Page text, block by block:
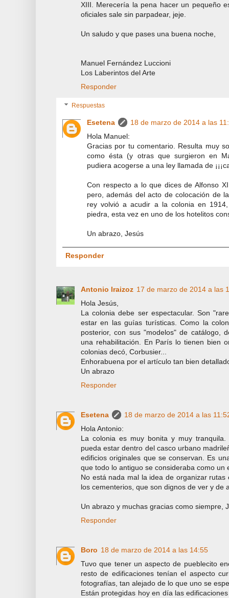
XIII. Merecería la pena hacer un pequeño
oficiales sale sin parpadear, jeje.
Un saludo y que pases una buena noche,
Manuel Fernández Luccioni
Los Laberintos del Arte
Responder
Respuestas
Esetena
18 de marzo de 2014 a las
Hola Manuel:
Gracias por tu comentario. Resulta muy
como ésta (y otras que surgieron en
pudiera acogerse a una ley llamada de
Con respecto a lo que dices de Alfonso
pero, además del acto de colocación de
rey volvió a acudir a la colonia en
piedra, esta vez en uno de los hotelitos
Un abrazo, Jesús
Responder
Antonio Iraizoz 17 de marzo de 2014 a las
Hola Jesús,
La colonia debe ser espectacular. Son
estar en las guías turísticas. Como la
posterior, con sus "modelos" de catálogo,
una rehabilitación. En París lo tienen bien
colonias decó, Corbusier...
Enhorabuena por el artículo tan bien
Un abrazo
Responder
Esetena
18 de marzo de 2014 a las
Hola Antonio:
La colonia es muy bonita y muy
pueda estar dentro del casco urbano
edificios originales que se conservan. Es
que todo lo antiguo se consideraba como un
No está nada mal la idea de organizar
los cementerios, que son dignos de ver y de
Un abrazo y muchas gracias como siempre,
Responder
Boro 18 de marzo de 2014 a las 14:55
Tuvo que tener un aspecto de pueblecito
resto de edificaciones tenían el aspecto
fotografías, tan alejado de lo que uno se
Están protegidas hoy en día las